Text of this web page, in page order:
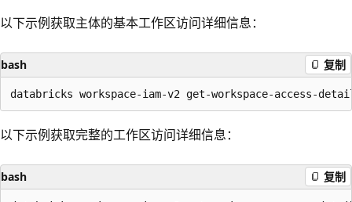
以下示例获取主体的基本工作区访问详细信息：
bash 复制
以下示例获取完整的工作区访问详细信息：
bash 复制